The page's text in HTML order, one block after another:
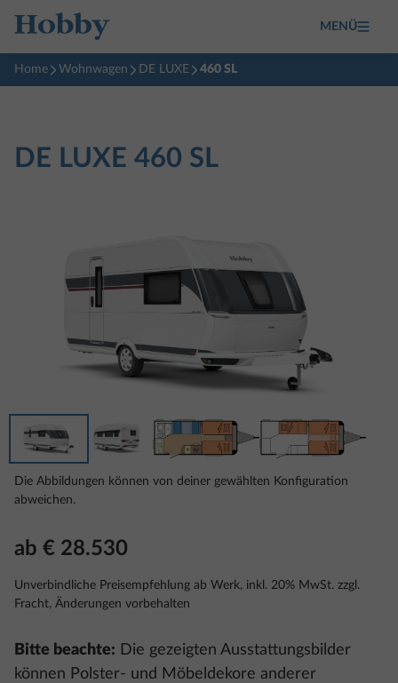
MENÜ
Home Wohnwagen DE LUXE 460 SL
DE LUXE 460 SL
Die Abbildungen können von deiner gewählten Konfiguration
abweichen.
ab € 28.530
Unverbindliche Preisempfehlung ab Werk, inkl. 20% MwSt. zzgl.
Fracht, Änderungen vorbehalten
Bitte beachte: Die gezeigten Ausstattungsbilder
können Polster- und Möbeldekore anderer